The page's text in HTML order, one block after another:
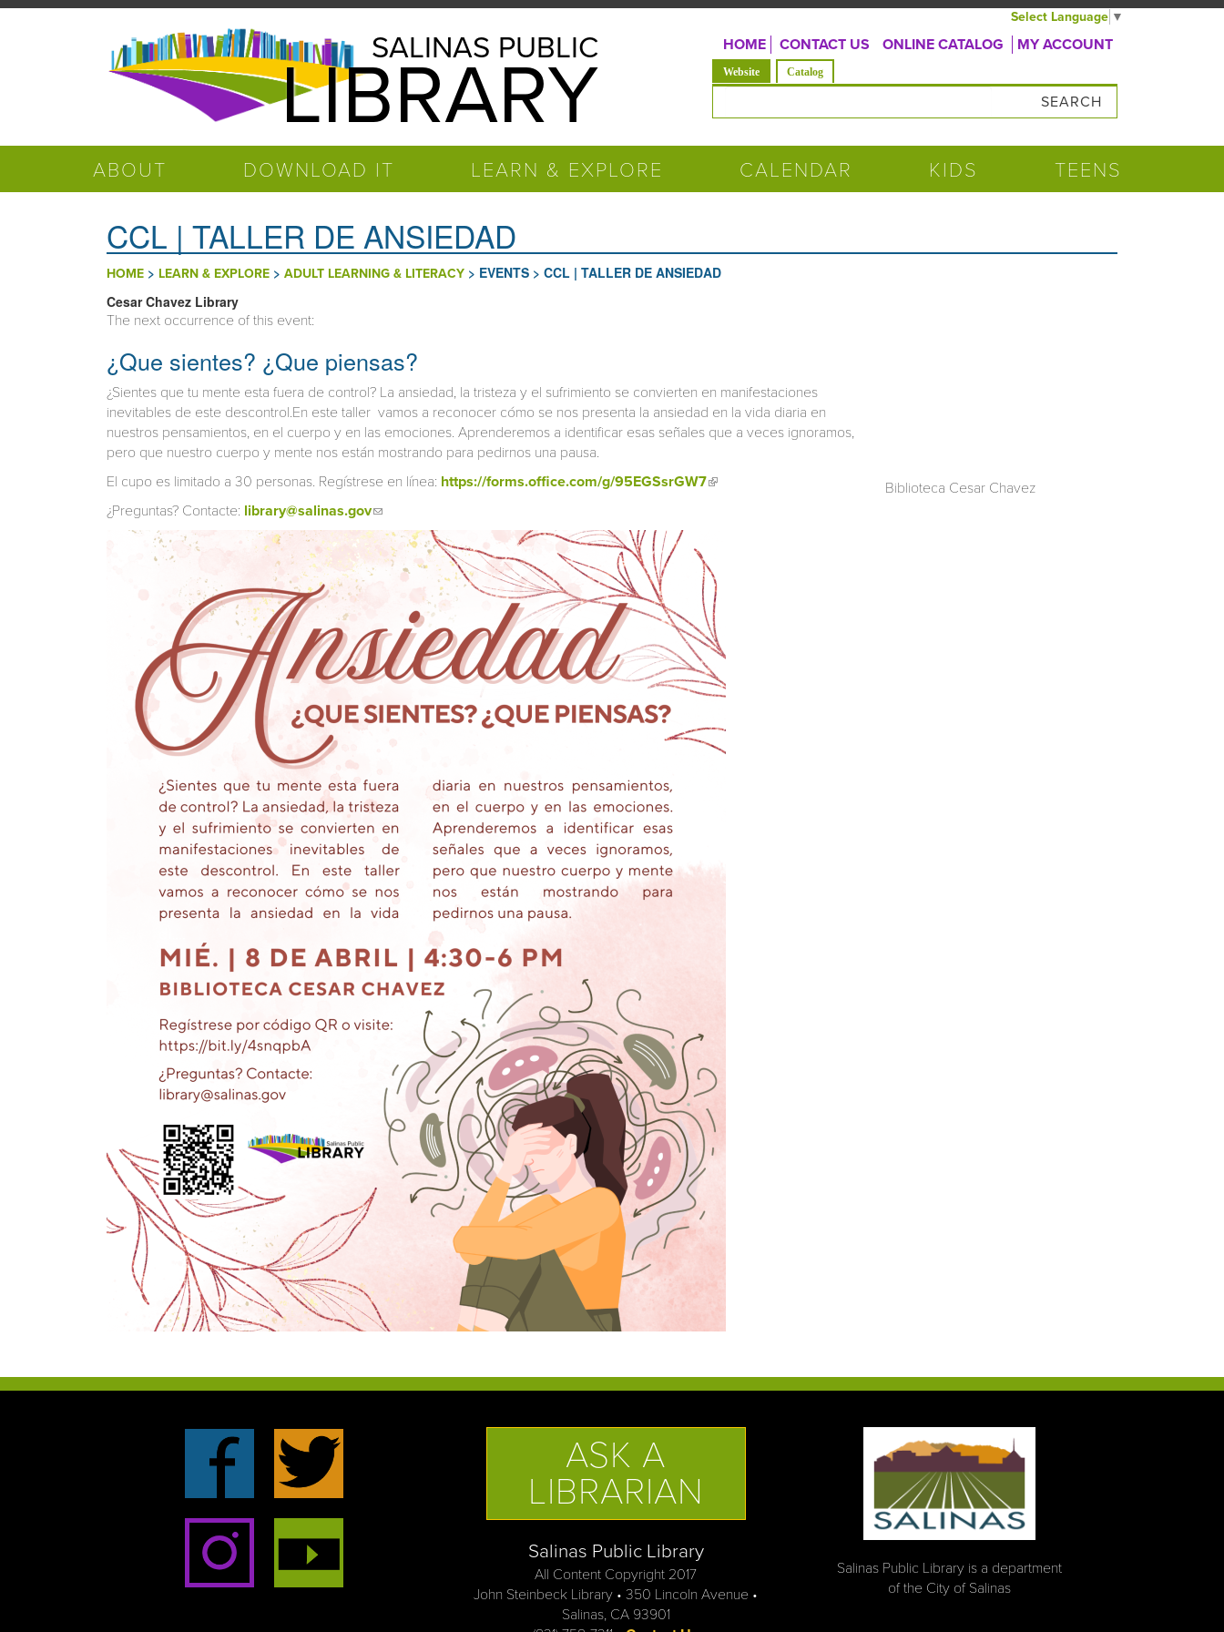
Skip to main content
Select Language ▼
Salinas
SALINAS PUBLIC
LIBRARY
HOME CONTACT US ONLINE CATALOG MY ACCOUNT
Website (active tab)
Catalog
ABOUT DOWNLOAD IT LEARN & EXPLORE CALENDAR KIDS TEENS
CCL | TALLER DE ANSIEDAD
HOME > LEARN & EXPLORE > ADULT LEARNING & LITERACY > EVENTS > CCL | TALLER DE ANSIEDAD
Cesar Chavez Library
The next occurrence of this event:
¿Que sientes? ¿Que piensas?
¿Sientes que tu mente esta fuera de control? La ansiedad, la tristeza y el sufrimiento se convierten en manifestaciones
inevitables de este descontrol.En este taller vamos a reconocer cómo se nos presenta la ansiedad en la vida diaria en
nuestros pensamientos, en el cuerpo y en las emociones. Aprenderemos a identificar esas señales que a veces ignoramos,
pero que nuestro cuerpo y mente nos están mostrando para pedirnos una pausa.
El cupo es limitado a 30 personas. Regístrese en línea: https://forms.office.com/g/95EGSsrGW7(link is external)
¿Preguntas? Contacte: library@salinas.gov(link sends e-mail)
Biblioteca Cesar Chavez
ASK A
LIBRARIAN
Salinas Public Library
All Content Copyright 2017
John Steinbeck Library • 350 Lincoln Avenue •
Salinas, CA 93901
Salinas Public Library is a department
of the City of Salinas